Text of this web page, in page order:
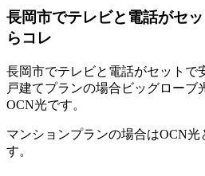
長岡市でテレビと電話がセ
らコレ
長岡市でテレビと電話がセットで
戸建てプランの場合ビッグローブ
OCN光です。
マンションプランの場合はOCN光
す。